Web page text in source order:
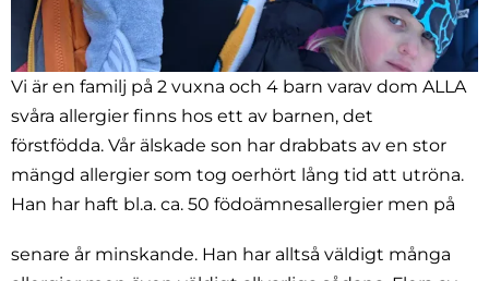
Vi är en familj på 2 vuxna och 4 barn varav dom ALLA
svåra allergier finns hos ett av barnen, det
förstfödda. Vår älskade son har drabbats av en stor
mängd allergier som tog oerhört lång tid att utröna.
Han har haft bl.a. ca. 50 födoämnesallergier men på
senare år minskande. Han har alltså väldigt många